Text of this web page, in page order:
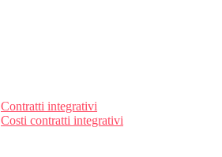
Contratti integrativi
Costi contratti integrativi